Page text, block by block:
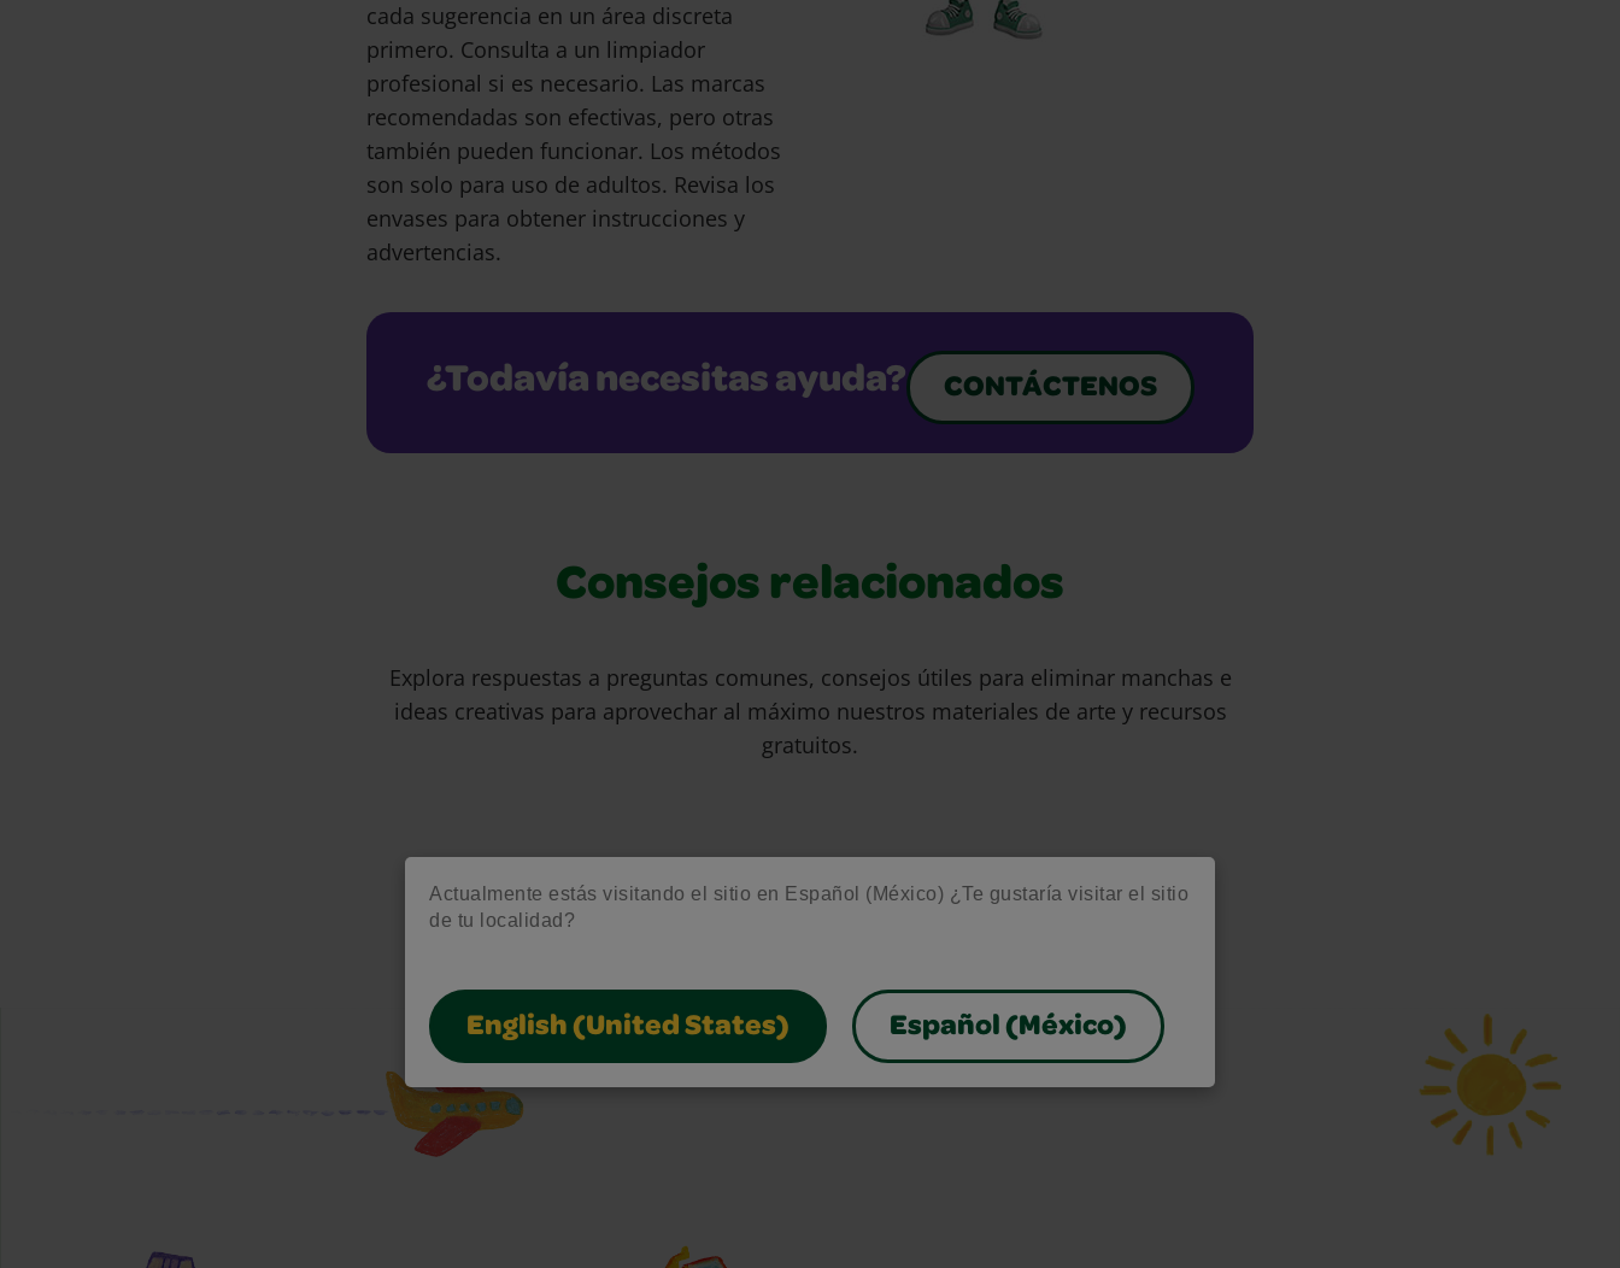
Actualmente estás visitando el sitio en Español (México) ¿Te gustaría visitar el sitio
de tu localidad?
English (United States) Español (México)
cada sugerencia en un área discreta
primero. Consulta a un limpiador
profesional si es necesario. Las marcas
recomendadas son efectivas, pero otras
también pueden funcionar. Los métodos
son solo para uso de adultos. Revisa los
envases para obtener instrucciones y
advertencias.
¿Todavía necesitas ayuda? CONTÁCTENOS
Consejos relacionados
Explora respuestas a preguntas comunes, consejos útiles para eliminar manchas e
ideas creativas para aprovechar al máximo nuestros materiales de arte y recursos
gratuitos.